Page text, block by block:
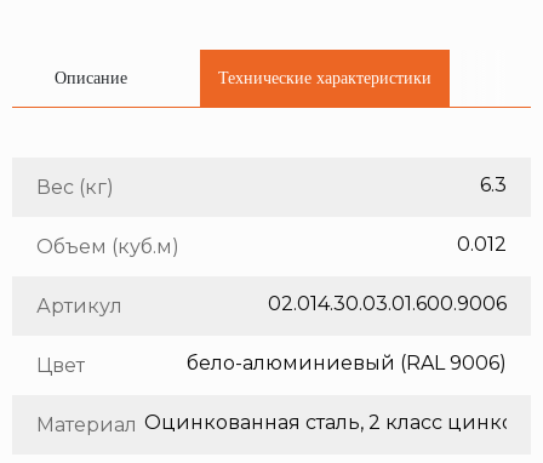
Описание Технические характеристики
Вес (кг) 6.3
Объем (куб.м) 0.012
Артикул 02.014.30.03.01.600.9006
Цвет бело-алюминиевый (RAL 9006)
Материал